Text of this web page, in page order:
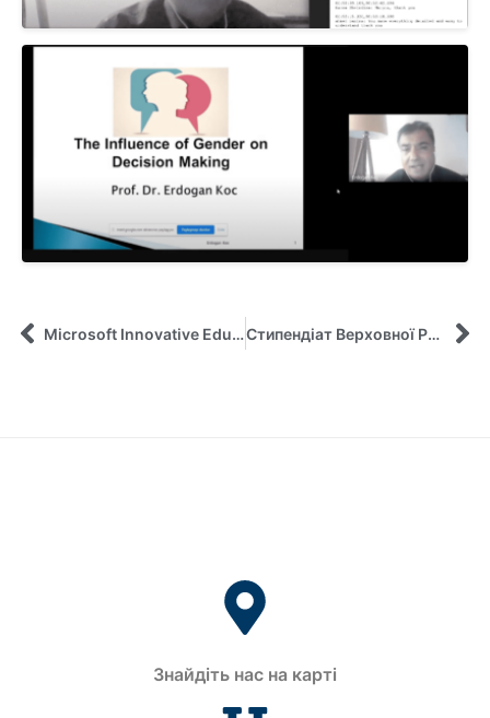
Microsoft Innovative Educator Expert Стипендіат Верховної Ради України навчається на кафедрі управління
Знайдіть нас на карті